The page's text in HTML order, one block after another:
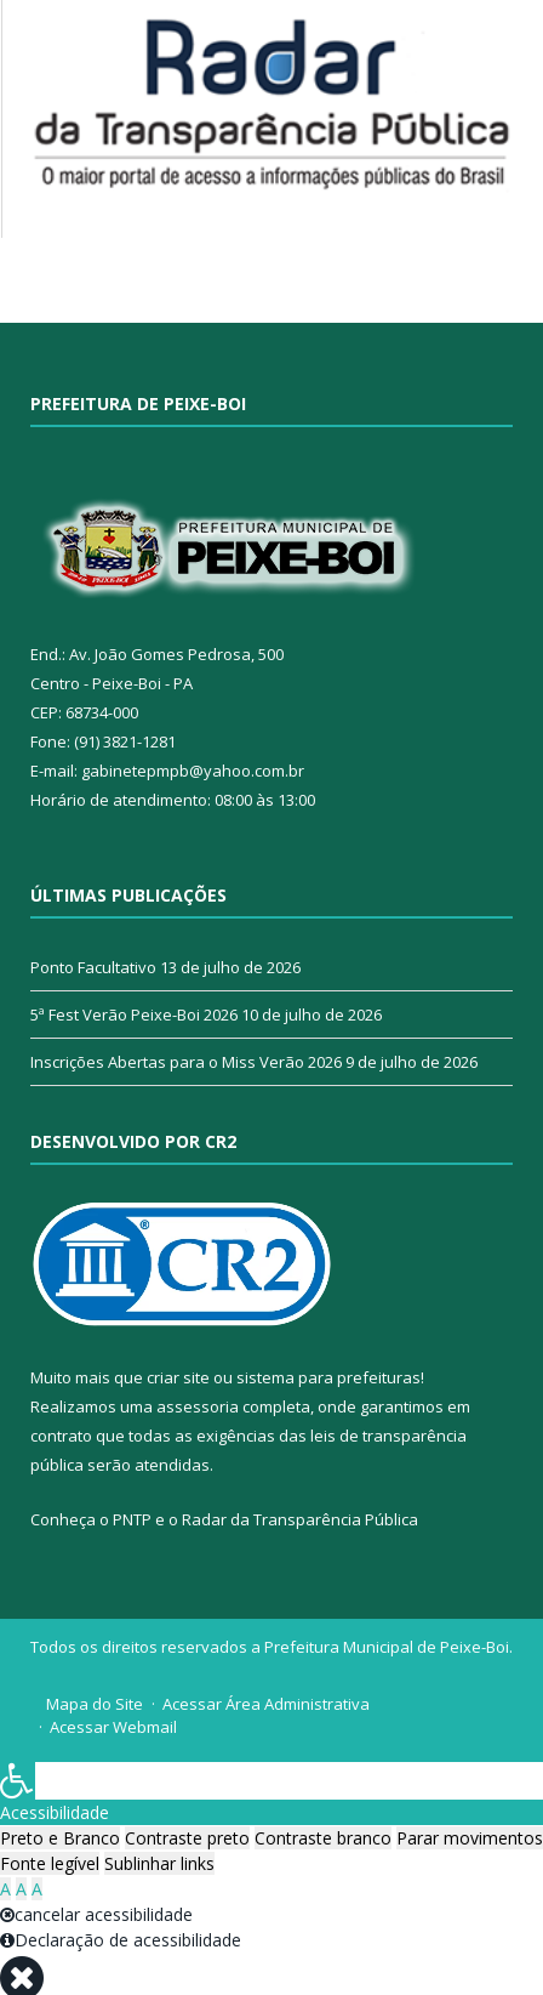
PREFEITURA DE PEIXE-BOI
End.: Av. João Gomes Pedrosa, 500
Centro - Peixe-Boi - PA
CEP: 68734-000
Fone: (91) 3821-1281
E-mail: gabinetepmpb@yahoo.com.br
Horário de atendimento: 08:00 às 13:00
ÚLTIMAS PUBLICAÇÕES
Ponto Facultativo 13 de julho de 2026
5ª Fest Verão Peixe-Boi 2026 10 de julho de 2026
Inscrições Abertas para o Miss Verão 20269 de julho de 2026
DESENVOLVIDO POR CR2
Muito mais que criar site ou sistema para prefeituras!
Realizamos uma assessoria completa, onde garantimos em
contrato que todas as exigências das leis de transparência
pública serão atendidas.
Conheça o PNTP e o Radar da Transparência Pública
Todos os direitos reservados a Prefeitura Municipal de Peixe-Boi.
Mapa do Site
Acessar Área Administrativa
Acessar Webmail
Acessibilidade
Preto e Branco Contraste preto Contraste branco Parar movimentos
Fonte legível Sublinhar links
A A A
cancelar acessibilidade
Declaração de acessibilidade